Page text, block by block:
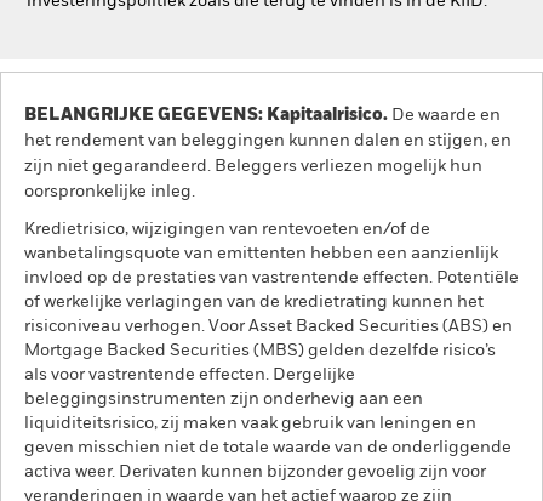
BELANGRIJKE GEGEVENS: Kapitaalrisico. De waarde en
het rendement van beleggingen kunnen dalen en stijgen, en
zijn niet gegarandeerd. Beleggers verliezen mogelijk hun
oorspronkelijke inleg.
Kredietrisico, wijzigingen van rentevoeten en/of de
wanbetalingsquote van emittenten hebben een aanzienlijk
invloed op de prestaties van vastrentende effecten. Potentiële
of werkelijke verlagingen van de kredietrating kunnen het
risiconiveau verhogen. Voor Asset Backed Securities (ABS) en
Mortgage Backed Securities (MBS) gelden dezelfde risico’s
als voor vastrentende effecten. Dergelijke
beleggingsinstrumenten zijn onderhevig aan een
liquiditeitsrisico, zij maken vaak gebruik van leningen en
geven misschien niet de totale waarde van de onderliggende
activa weer. Derivaten kunnen bijzonder gevoelig zijn voor
veranderingen in waarde van het actief waarop ze zijn